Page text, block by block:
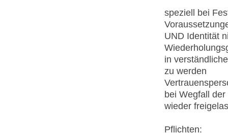
speziell bei
UND Identität
in
zu werden
bei Wegfall
wieder
Pflichten: